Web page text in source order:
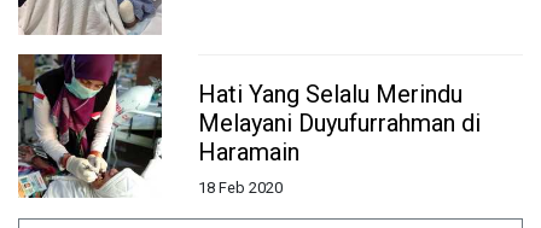
Hati Yang Selalu Merindu
Melayani Duyufurrahman di
Haramain
18 Feb 2020